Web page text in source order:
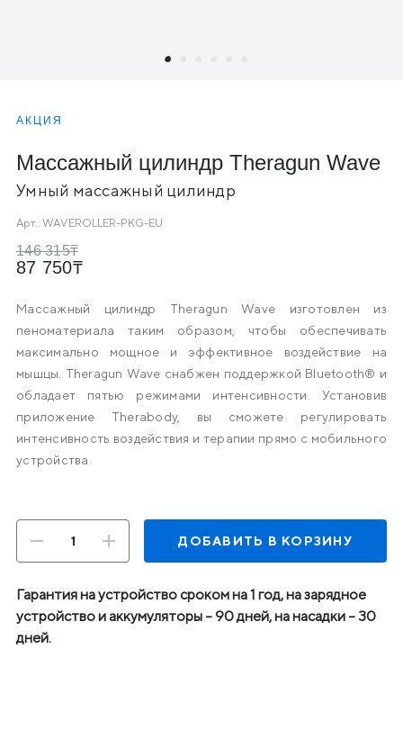
АКЦИЯ
Массажный цилиндр Theragun Wave
Умный массажный цилиндр
Арт.:WAVEROLLER-PKG-EU
146 315
87 750
Массажный цилиндр Theragun Wave изготовлен из
пеноматериала таким образом, чтобы обеспечивать
максимально мощное и эффективное воздействие на
мышцы. Theragun Wave снабжен поддержкой Bluetooth® и
обладает пятью режимами интенсивности. Установив
приложение Therabody, вы сможете регулировать
интенсивность воздействия и терапии прямо с мобильного
устройства.
ДОБАВИТЬ В КОРЗИНУ
Гарантия на устройство сроком на 1 год, на зарядное
устройство и аккумуляторы – 90 дней, на насадки – 30
дней.